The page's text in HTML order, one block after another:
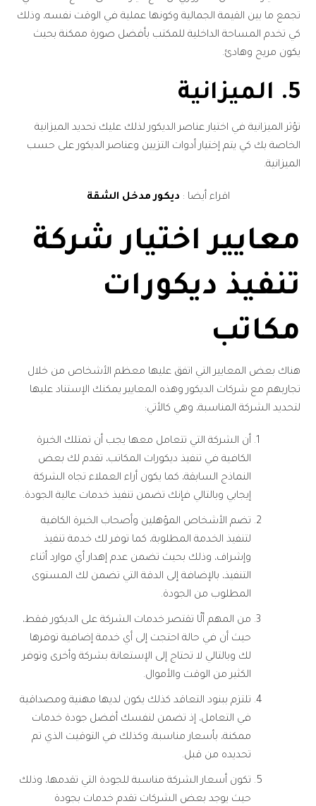
تجمع ما بين القيمة الجمالية وكونها عملية في الوقت نفسه، وذلك
كي تخدم المساحة الداخلية للمكتب بأفضل صورة ممكنة بحيث
يكون مريح وهادئ.
5. الميزانية
تؤثر الميزانية في اختيار عناصر الديكور لذلك عليك تحديد الميزانية
الخاصة بك كي يتم إختيار أدوات التزيين وعناصر الديكور على حسب
الميزانية.
اقراء أيضا : ديكور مدخل الشقة
معايير اختيار شركة
تنفيذ ديكورات
مكاتب
هناك بعض المعايير التي اتفق عليها معظم الأشخاص من خلال
تجاربهم مع شركات الديكور وهذه المعايير يمكنك الإستناد عليها
لتحديد الشركة المناسبة، وهي كالأتي:
أن الشركة التي تتعامل معها يجب أن تمتلك الخبرة
الكافية في تنفيذ ديكورات المكاتب، تقدم لك بعض
النماذج السابقة، كما يكون أراء العملاء تجاه الشركة
إيجابي وبالتالي فإنك تضمن تنفيذ خدمات عالية الجودة.
تضم الأشخاص المؤهلين وأصحاب الخبرة الكافية
لتنفيذ الخدمة المطلوبة، كما توفر لك خدمة تنفيذ
وإشراف، وذلك بحيث تضمن عدم إهدار أي موارد أثناء
التنفيذ، بالإضافة إلى الدقة التي تضمن لك المستوى
المطلوب من الجودة.
من المهم ألّا تقتصر خدمات الشركة على الديكور فقط،
حيث أن في حالة احتجت إلى أي خدمة إضافية توفرها
لك وبالتالي لا تحتاج إلى الإستعانة بشركة وأخرى وتوفر
الكثير من الوقت والأموال.
تلتزم ببنود التعاقد كذلك يكون لديها مهنية ومصداقية
في التعامل، إذ تضمن لنفسك أفضل جودة خدمات
ممكنة، بأسعار مناسبة، وكذلك في التوقيت الذي تم
تحديده من قبل.
تكون أسعار الشركة مناسبة للجودة التي تقدمها، وذلك
حيث يوجد بعض الشركات تقدم خدمات بجودة